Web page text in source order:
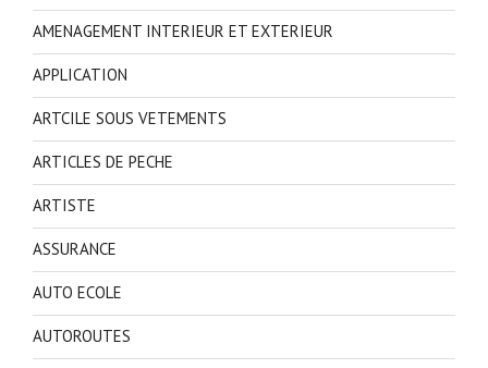
AMENAGEMENT INTERIEUR ET EXTERIEUR
APPLICATION
ARTCILE SOUS VETEMENTS
ARTICLES DE PECHE
ARTISTE
ASSURANCE
AUTO ECOLE
AUTOROUTES